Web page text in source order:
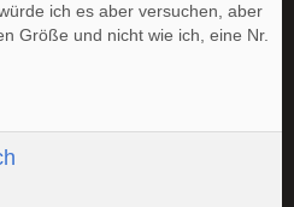
ich es aber versuchen, aber
Größe und nicht wie ich, eine Nr.